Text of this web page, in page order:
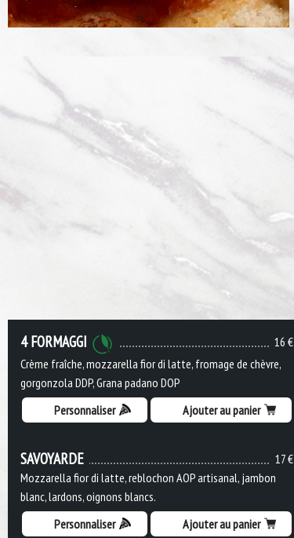
16 €
4 FORMAGGI
Crème fraîche, mozzarella fior di latte, fromage de chèvre,
gorgonzola DDP, Grana padano DOP
Personnaliser
Ajouter au panier
17 €
SAVOYARDE
Mozzarella fior di latte, reblochon AOP artisanal, jambon
blanc, lardons, oignons blancs.
Personnaliser
Ajouter au panier